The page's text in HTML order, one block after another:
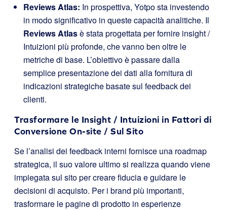
Reviews Atlas: In prospettiva, Yotpo sta investendo
in modo significativo in queste capacità analitiche. Il
Reviews Atlasè stata progettata per fornire insight /
Intuizioni più profonde, che vanno ben oltre le
metriche di base. L’obiettivo è passare dalla
semplice presentazione dei dati alla fornitura di
indicazioni strategiche basate sul feedback dei
clienti.
Trasformare le Insight / Intuizioni in Fattori di
Conversione On-site / Sul Sito
Se l’analisi dei feedback interni fornisce una roadmap
strategica, il suo valore ultimo si realizza quando viene
impiegata sul sito per creare fiducia e guidare le
decisioni di acquisto. Per i brand più importanti,
trasformare le pagine di prodotto in esperienze